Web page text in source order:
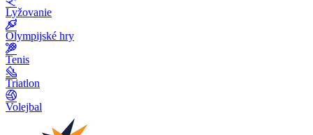
Lyžovanie
Olympijské hry
Tenis
Triatlon
Volejbal